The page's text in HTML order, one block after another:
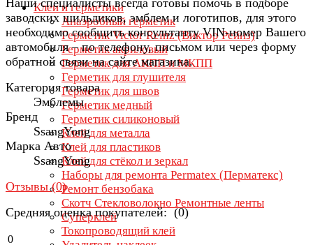
Клеи и герметики
Анаэробный герметик
Герметик Victor Reinz (Виктор Рейнз)
Герметик акриловый
Герметик для АКПП и МКПП
Герметик для глушителя
Герметик для швов
Герметик медный
Герметик силиконовый
Клей для металла
Клей для пластиков
Клей для стёкол и зеркал
Наборы для ремонта Permatex (Перматекс)
Ремонт бензобака
Скотч Стекловолокно Ремонтные ленты
Суперклей
Токопроводящий клей
заводских шильдиков, эмблем и логотипов, для этого
необходимо сообщить консультанту VIN-номер Вашего
автомобиля – по телефону, письмом или через форму
обратной связи на сайте магазина.
Категория товара
Эмблемы
Бренд
SsangYong
Марка Авто
SsangYong
Отзывы (0)
Средняя оценка покупателей: (0)
0